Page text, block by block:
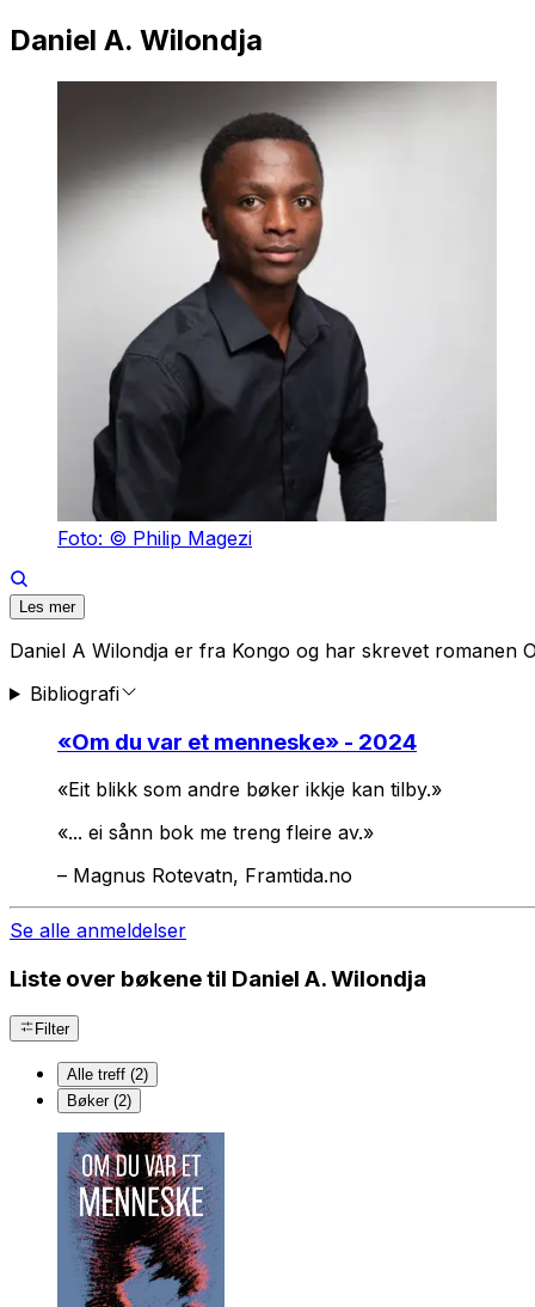
Daniel A. Wilondja
Foto: © Philip Magezi
Les mer
Daniel A Wilondja er fra Kongo og har skrevet romanen
Bibliografi
«Om du var et menneske» - 2024
«Eit blikk som andre bøker ikkje kan tilby.»
«... ei sånn bok me treng fleire av.»
– Magnus Rotevatn, Framtida.no
Se alle anmeldelser
Liste over bøkene til Daniel A. Wilondja
Filter
Alle treff (2)
Bøker (2)